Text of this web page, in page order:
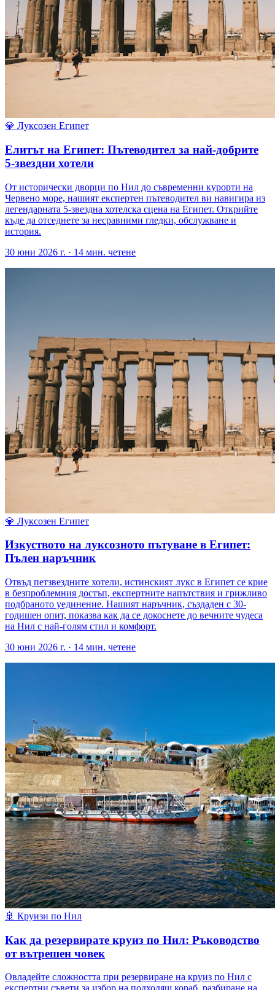
💎 Луксозен Египет
Елитът на Египет: Пътеводител за най-добрите
5-звездни хотели
От исторически дворци по Нил до съвременни курорти на
Червено море, нашият експертен пътеводител ви навигира из
легендарната 5-звездна хотелска сцена на Египет. Открийте
къде да отседнете за несравними гледки, обслужване и
история.
30 юни 2026 г. · 14 мин. четене
💎 Луксозен Египет
Изкуството на луксозното пътуване в Египет:
Пълен наръчник
Отвъд петзвездните хотели, истинският лукс в Египет се крие
в безпроблемния достъп, експертните напътствия и грижливо
подбраното уединение. Нашият наръчник, създаден с 30-
годишен опит, показва как да се докоснете до вечните чудеса
на Нил с най-голям стил и комфорт.
30 юни 2026 г. · 14 мин. четене
🚢 Круизи по Нил
Как да резервирате круиз по Нил: Ръководство
от вътрешен човек
Овладейте сложността при резервиране на круиз по Нил с